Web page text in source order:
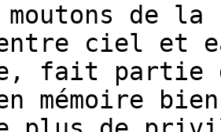
de la
ciel et
fait partie
mémoire